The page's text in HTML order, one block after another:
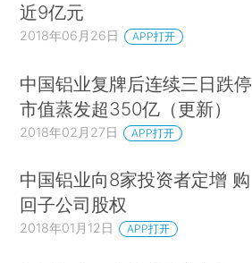
近9亿元
2018年06月26日 APP打开
中国铝业复牌后连续三日跌停
市值蒸发超350亿（更新）
2018年02月27日 APP打开
中国铝业向8家投资者定增 购
回子公司股权
2018年01月12日 APP打开